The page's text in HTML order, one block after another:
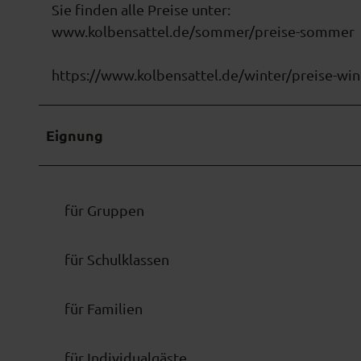
Sie finden alle Preise unter:
www.kolbensattel.de/sommer/preise-sommer
https://www.kolbensattel.de/winter/preise-
Eignung
für Gruppen
für Schulklassen
für Familien
für Individualgäste